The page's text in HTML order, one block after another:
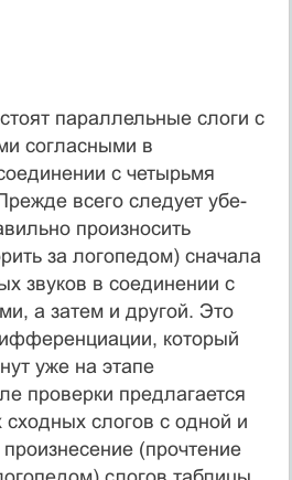
параллельные слоги с
согласными в
с четырьмя
всего следует убе­
произносить
за логопедом) сначала
звуков в соединении с
а затем и другой. Это
который
уже на этапе
проверки предлагается
сходных слогов с одной и
(прочтение